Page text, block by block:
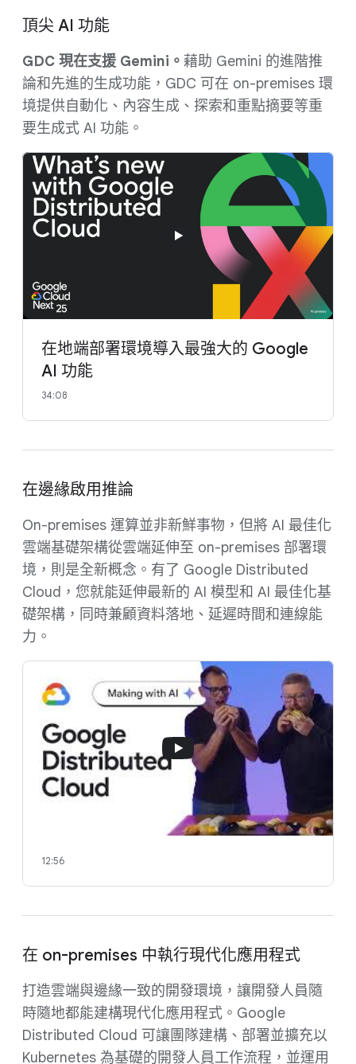
頂尖 AI 功能
GDC 現在支援 Gemini。 藉助 Gemini 的進階推
論和先進的生成功能，GDC 可在 on-premises 環
境提供自動化、內容生成、探索和重點摘要等重
要生成式 AI 功能。
在地端部署環境導入最強大的 Google
AI 功能
34:08
在邊緣啟用推論
On-premises 運算並非新鮮事物，但將 AI 最佳化
雲端基礎架構從雲端延伸至 on-premises 部署環
境，則是全新概念。有了 Google Distributed
Cloud，您就能延伸最新的 AI 模型和 AI 最佳化基
礎架構，同時兼顧資料落地、延遲時間和連線能
力。
12:56
在 on-premises 中執行現代化應用程式
打造雲端與邊緣一致的開發環境，讓開發人員隨
時隨地都能建構現代化應用程式。Google
Distributed Cloud 可讓團隊建構、部署並擴充以
Kubernetes 為基礎的開發人員工作流程，並運用